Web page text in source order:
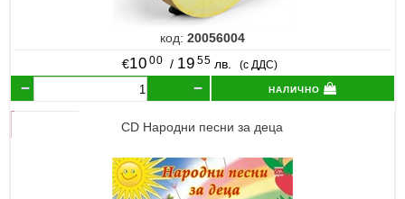
код: 20056004
€10 00 / 19 55 лв. (с ДДС)
налично
CD Народни песни за деца